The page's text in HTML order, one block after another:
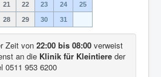
21 22 23 24 25
28 29 30 31
Zeit von 22:00 bis 08:00 verweist
an die Klinik für Kleintiere der
0511 953 6200